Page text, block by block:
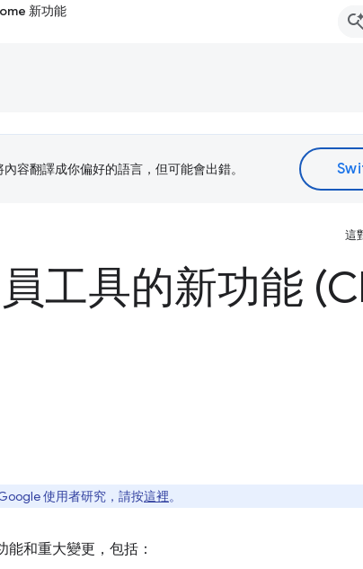
新功能
容翻譯成你偏好的語言，但可能會出錯。
這
工具的新功能
使用者研究，請按這裡。
和重大變更，包括：